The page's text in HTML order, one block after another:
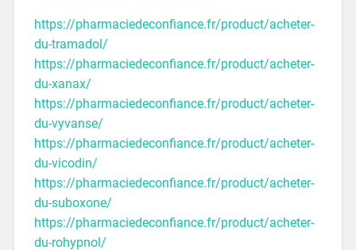
https://pharmaciedeconfiance.fr/product/acheter-
du-tramadol/
https://pharmaciedeconfiance.fr/product/acheter-
du-xanax/
https://pharmaciedeconfiance.fr/product/acheter-
du-vyvanse/
https://pharmaciedeconfiance.fr/product/acheter-
du-vicodin/
https://pharmaciedeconfiance.fr/product/acheter-
du-suboxone/
https://pharmaciedeconfiance.fr/product/acheter-
du-rohypnol/